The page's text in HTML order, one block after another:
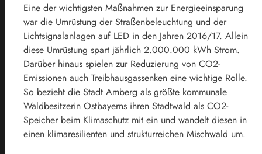
Eine der wichtigsten Maßnahmen zur Energieeinsparung
war die Umrüstung der Straßenbeleuchtung und der
Lichtsignalanlagen auf LED in den Jahren 2016/17. Allein
diese Umrüstung spart jährlich 2.000.000 kWh Strom.
Darüber hinaus spielen zur Reduzierung von CO2-
Emissionen auch Treibhausgassenken eine wichtige Rolle.
So bezieht die Stadt Amberg als größte kommunale
Waldbesitzerin Ostbayerns ihren Stadtwald als CO2-
Speicher beim Klimaschutz mit ein und wandelt diesen in
einen klimaresilienten und strukturreichen Mischwald um.